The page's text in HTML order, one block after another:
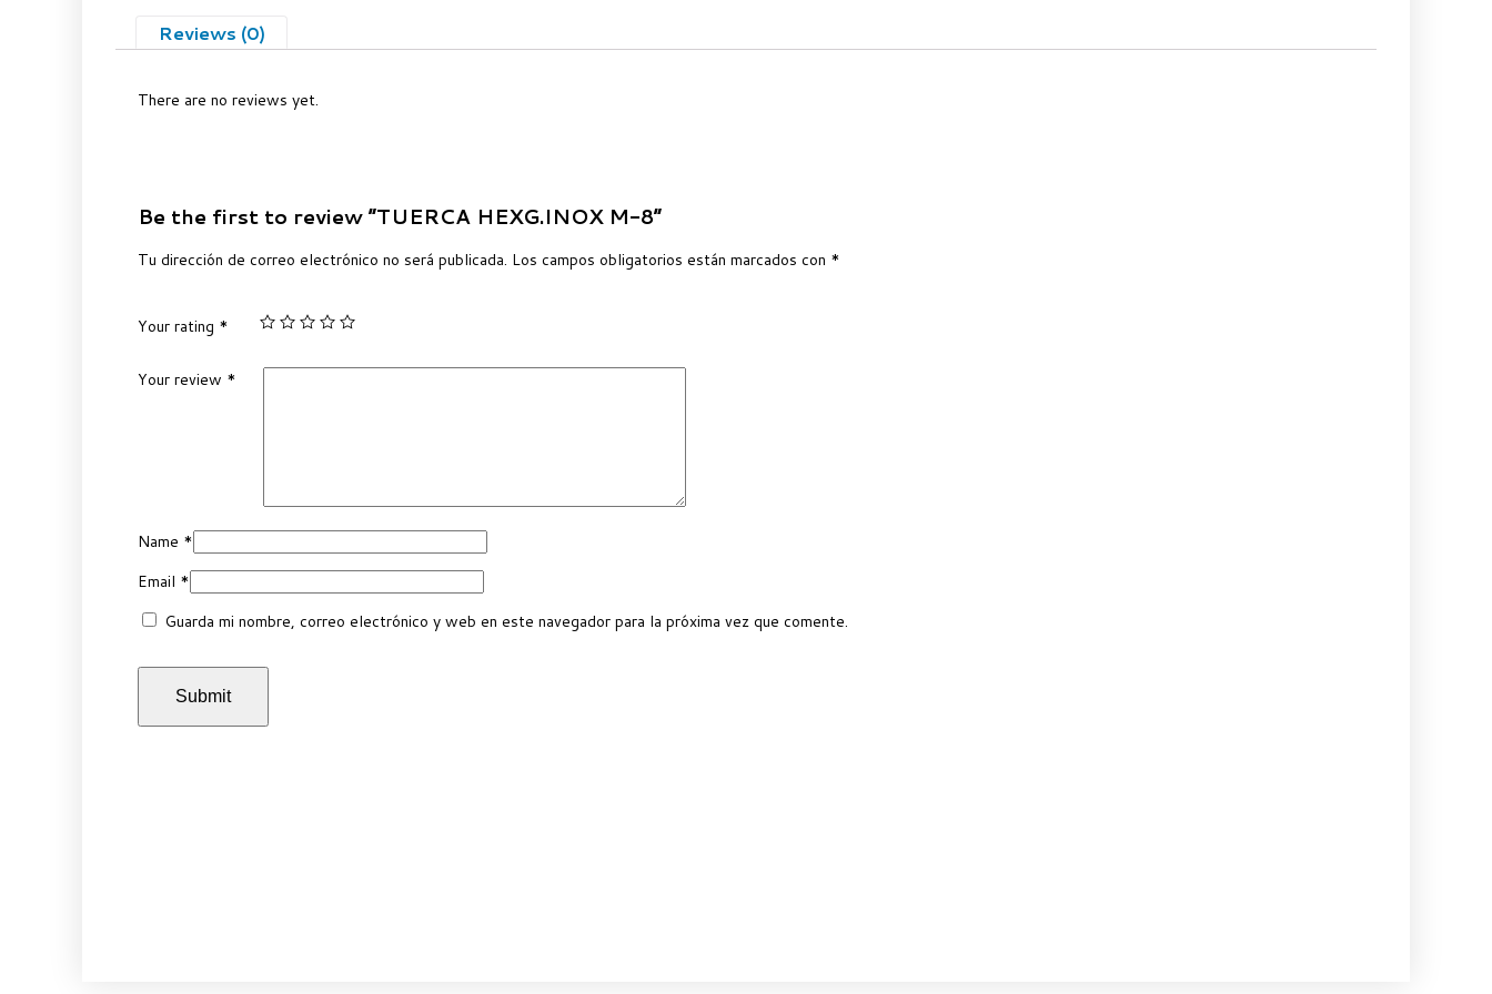
Reviews (0)
There are no reviews yet.
Be the first to review “TUERCA HEXG.INOX M-8”
Tu dirección de correo electrónico no será publicada. Los campos obligatorios están marcados con *
Your rating *
Your review *
Name *
Email *
Guarda mi nombre, correo electrónico y web en este navegador para la próxima vez que comente.